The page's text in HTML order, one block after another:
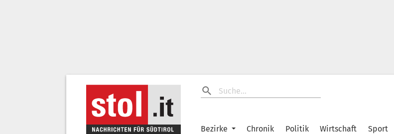
Bezirke Chronik Politik Wirtschaft Sport